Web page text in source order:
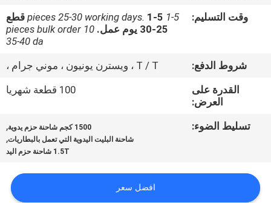
اتصل
أخبار
خريطة
سياسة
وقت التسليم:
1-5 pieces 25-30 working days.
1-5 قطع
25-30 يوم عمل.
10 pieces bulk order
35-40 da
شروط الدفع:
T / T ، ويسترن يونيون ، موني جرام ،
القدرة على
العرض:
100 قطعة شهريا
تسليط الضوء: 1500 كجم شاحنة حزم يدوية ,
شاحنة البليت اليدوية التي تعمل بالبطاريات,
1.5T شاحنة حزم اليد
افضل سعر